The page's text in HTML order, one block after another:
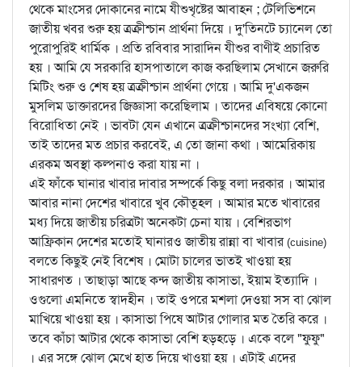
থেকে মাংসের দোকানের নামে যীশুখৃষ্টের আবাহন ; টেলিভিশনে
জাতীয় খবর শুরু হয় ত্রক্রীশ্চান প্রার্থনা দিয়ে । দু'তিনটে চ্যানেল তো
পুরোপুরিই ধার্মিক । প্রতি রবিবার সারাদিন যীশুর বাণীই প্রচারিত
হয় । আমি যে সরকারি হাসপাতালে কাজ করছিলাম সেখানে জরুরি
মিটিং শুরু ও শেষ হয় ত্রক্রীশ্চান প্রার্থনা গেয়ে । আমি দু'একজন
মুসলিম ডাক্তারদের জিজ্ঞাসা করেছিলাম । তাদের এবিষয়ে কোনো
বিরোধিতা নেই । ভাবটা যেন এখানে ত্রক্রীশ্চানদের সংখ্যা বেশি,
তাই তাদের মত প্রচার করবেই, এ তো জানা কথা । আমেরিকায়
এরকম অবস্থা কল্পনাও করা যায় না ।
এই ফাঁকে ঘানার খাবার দাবার সম্পর্কে কিছু বলা দরকার । আমার
আবার নানা দেশের খাবারে খুব কৌতূহল । আমার মতে খাবারের
মধ্য দিয়ে জাতীয় চরিত্রটা অনেকটা চেনা যায় । বেশিরভাগ
আফ্রিকান দেশের মতোই ঘানারও জাতীয় রান্না বা খাবার (cuisine)
বলতে কিছুই নেই বিশেষ । মোটা চালের ভাতই খাওয়া হয়
সাধারণত । তাছাড়া আছে কন্দ জাতীয় কাসাভা, ইয়াম ইত্যাদি ।
ওগুলো এমনিতে স্বাদহীন । তাই ওপরে মশলা দেওয়া সস বা ঝোল
মাখিয়ে খাওয়া হয় । কাসাভা পিষে আটার গোলার মত তৈরি করে ।
তবে কাঁচা আটার থেকে কাসাভা বেশি হড়হড়ে । একে বলে "ফুফু"
। এর সঙ্গে ঝোল মেখে হাত দিয়ে খাওয়া হয় । এটাই এদের